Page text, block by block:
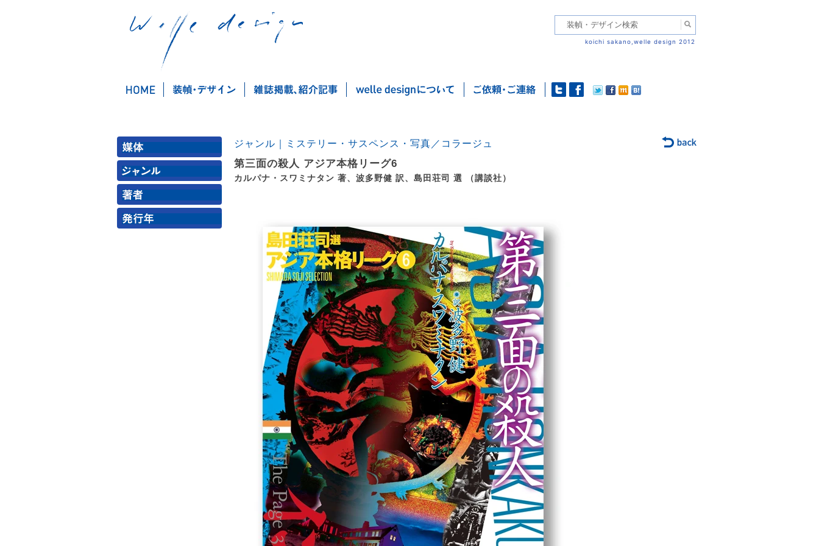
koichi sakano,welle design 2012
ジャンル｜ミステリー・サスペンス・写真／コラージュ
第三面の殺人 アジア本格リーグ6
カルパナ・スワミナタン 著、波多野健 訳、島田荘司 選 （講談社）